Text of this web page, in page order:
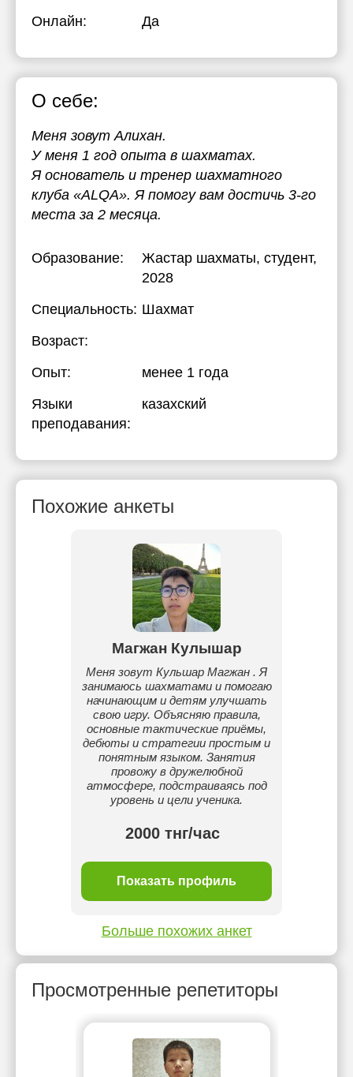
Онлайн: Да
О себе:
Меня зовут Алихан.
У меня 1 год опыта в шахматах.
Я основатель и тренер шахматного
клуба «ALQA». Я помогу вам достичь 3-го
места за 2 месяца.
Образование: Жастар шахматы, студент,
2028
Специальность: Шахмат
Возраст:
Опыт:
менее 1 года
Языки
преподавания:
казахский
Похожие анкеты
Магжан Кулышар
Меня зовут Кульшар Магжан . Я
занимаюсь шахматами и помогаю
начинающим и детям улучшать
свою игру. Объясняю правила,
основные тактические приёмы,
дебюты и стратегии простым и
понятным языком. Занятия
провожу в дружелюбной
атмосфере, подстраиваясь под
уровень и цели ученика.
2000 тнг/час
Показать профиль
Больше похожих анкет
Просмотренные репетиторы